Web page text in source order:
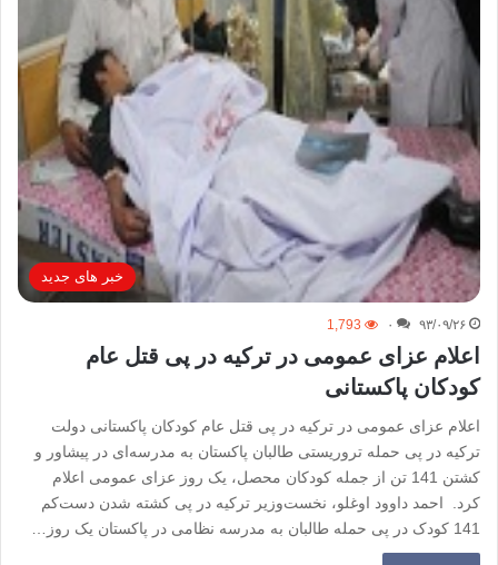
خبر های جدید
۹۳/۰۹/۲۶ ۰ 1,793
اعلام عزای عمومی در ترکیه در پی قتل‌ عام
کودکان پاکستانی
اعلام عزای عمومی در ترکیه در پی قتل‌ عام کودکان پاکستانی دولت
ترکیه در پی حمله تروریستی طالبان پاکستان به مدرسه‌ای در پیشاور و
کشتن 141 تن از جمله کودکان محصل، یک روز عزای عمومی اعلام
کرد. احمد داوود اوغلو، نخست‌وزیر ترکیه در پی کشته شدن دست‌کم
141 کودک در پی حمله طالبان به مدرسه نظامی در پاکستان یک روز…